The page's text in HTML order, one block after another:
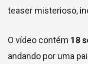
teaser misterioso,
O vídeo contém 18
andando por uma